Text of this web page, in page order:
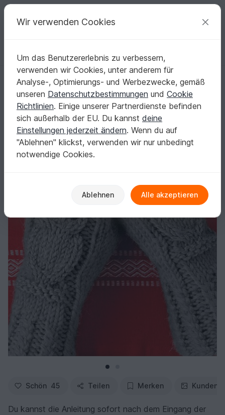
Deine kreativen Ideen
Deutsch | € (EUR) einloggen Kostenlos registrieren
Startseite Stricken Damen Handschuhe & Armstulpen
Eulenstulpen stricken
Eulenstulpen stricken
Schön 45 Teilen Merken
Du kannst die Anleitung sofort nach dem Eingang der
Wir verwenden Cookies
Um das Benutzererlebnis zu verbessern,
verwenden wir Cookies, unter anderem für
Analyse-, Optimierungs- und Werbezwecke, gemäß
unseren Datenschutzbestimmungen und Cookie
Richtlinien. Einige unserer Partnerdienste befinden
sich außerhalb der EU. Du kannst deine
Einstellungen jederzeit ändern. Wenn du auf
"Ablehnen" klickst, verwenden wir nur unbedingt
notwendige Cookies.
Ablehnen Alle akzeptieren